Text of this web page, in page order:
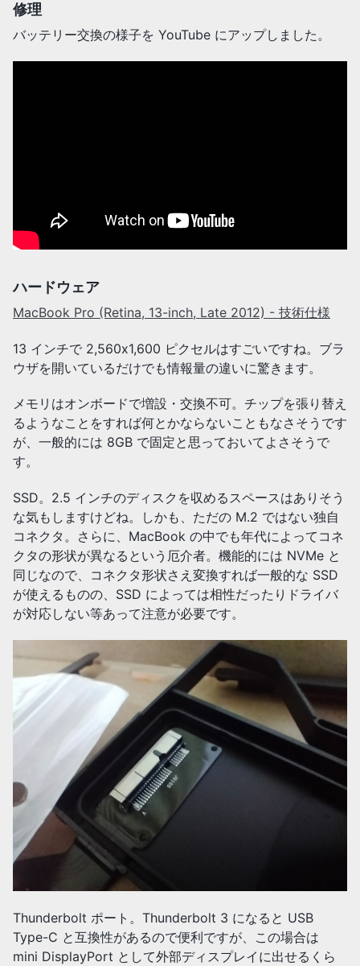
修理
バッテリー交換の様子を YouTube にアップしました。
ハードウェア
MacBook Pro (Retina, 13-inch, Late 2012) - 技術仕様
13 インチで 2,560x1,600 ピクセルはすごいですね。ブラ
ウザを開いているだけでも情報量の違いに驚きます。
メモリはオンボードで増設・交換不可。チップを張り替え
るようなことをすれば何とかならないこともなさそうです
が、一般的には 8GB で固定と思っておいてよさそうで
す。
SSD。2.5 インチのディスクを収めるスペースはありそう
な気もしますけどね。しかも、ただの M.2 ではない独自
コネクタ。さらに、MacBook の中でも年代によってコネ
クタの形状が異なるという厄介者。機能的には NVMe と
同じなので、コネクタ形状さえ変換すれば一般的な SSD
が使えるものの、SSD によっては相性だったりドライバ
が対応しない等あって注意が必要です。
Thunderbolt ポート。Thunderbolt 3 になると USB
Type-C と互換性があるので便利ですが、この場合は
mini DisplayPort として外部ディスプレイに出せるくら